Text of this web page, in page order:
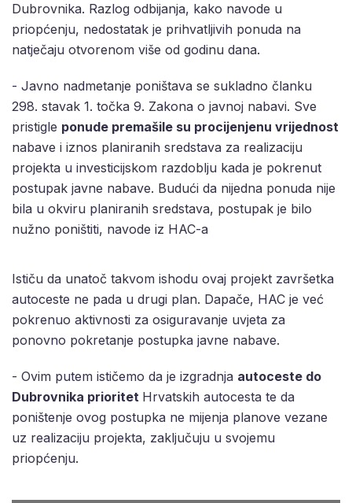
Dubrovnika. Razlog odbijanja, kako navode u
priopćenju, nedostatak je prihvatljivih ponuda na
natječaju otvorenom više od godinu dana.
- Javno nadmetanje poništava se sukladno članku
298. stavak 1. točka 9. Zakona o javnoj nabavi. Sve
pristigle ponude premašile su procijenjenu vrijednost
nabave i iznos planiranih sredstava za realizaciju
projekta u investicijskom razdoblju kada je pokrenut
postupak javne nabave. Budući da nijedna ponuda nije
bila u okviru planiranih sredstava, postupak je bilo
nužno poništiti, navode iz HAC-a
Ističu da unatoč takvom ishodu ovaj projekt završetka
autoceste ne pada u drugi plan. Dapače, HAC je već
pokrenuo aktivnosti za osiguravanje uvjeta za
ponovno pokretanje postupka javne nabave.
- Ovim putem ističemo da je izgradnja autoceste do
Dubrovnika prioritet Hrvatskih autocesta te da
poništenje ovog postupka ne mijenja planove vezane
uz realizaciju projekta, zaključuju u svojemu
priopćenju.